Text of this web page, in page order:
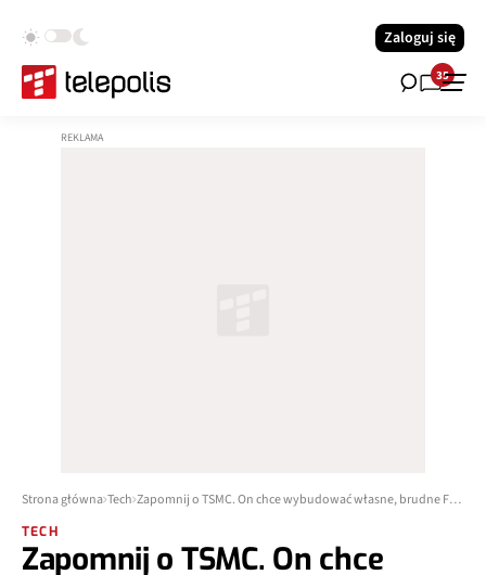
Zaloguj się
35
Strona główna Tech
TECH
Zapomnij o TSMC. On chce